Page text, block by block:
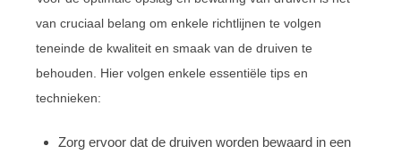
van cruciaal belang om enkele richtlijnen te volgen
teneinde de kwaliteit en smaak van de druiven te
behouden. Hier volgen enkele essentiële tips en
technieken:
Zorg ervoor dat de druiven worden bewaard in een